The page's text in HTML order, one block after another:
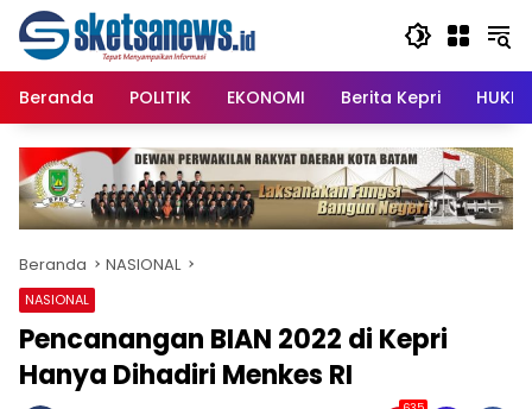
content
Langsung
konten
Beranda
POLITIK EKONOMI Berita Kepri
Beranda NASIONAL
NASIONAL
Pencanangan BIAN 2022 di Kepri
Hanya Dihadiri Menkes RI